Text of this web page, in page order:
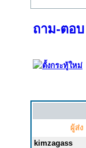
ถาม-ตอ
ผู้ส่ง
kimzagass